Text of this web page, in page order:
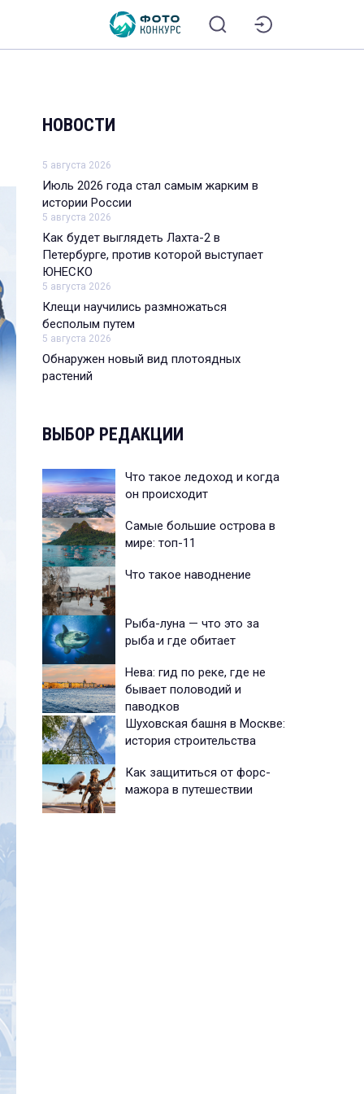
НОВОСТИ
5 августа 2026
Июль 2026 года стал самым жарким в
истории России
5 августа 2026
Как будет выглядеть Лахта-2 в
Петербурге, против которой выступает
ЮНЕСКО
5 августа 2026
Клещи научились размножаться
бесполым путем
5 августа 2026
Обнаружен новый вид плотоядных
растений
ВЫБОР РЕДАКЦИИ
Что такое ледоход и когда
он происходит
Самые большие острова в
мире: топ-11
Что такое наводнение
Рыба-луна — что это за
рыба и где обитает
Нева: гид по реке, где не
бывает половодий и
паводков
Шуховская башня в Москве:
история строительства
Как защититься от форс-
мажора в путешествии